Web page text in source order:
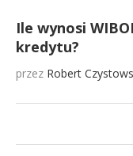
Ile wynosi
kredytu?
przez Robert